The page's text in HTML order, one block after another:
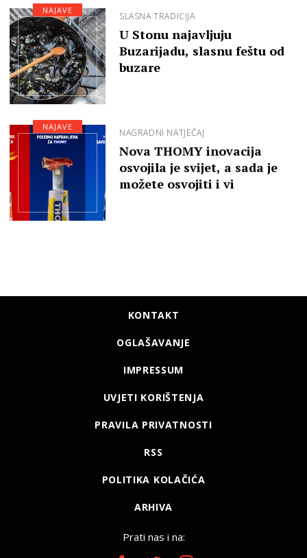
SLASNA TRADICIJA
U Stonu najavljuju
Buzarijadu, slasnu feštu od
buzare
NAJAVE
NAGRADNI NATJEČAJ
Nova THOMY inovacija
osvojila je svijet, a sada je
možete osvojiti i vi
NAJAVE
KONTAKT
OGLAŠAVANJE
IMPRESSUM
UVJETI KORIŠTENJA
PRAVILA PRIVATNOSTI
RSS
POLITIKA KOLAČIĆA
ARHIVA
Prati nas i na: